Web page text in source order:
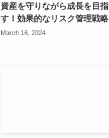
資産を守りながら成長を目指
す！効果的なリスク管理戦略
March 16, 2024